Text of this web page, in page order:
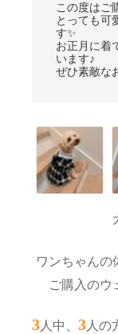
この度はご
とっても可
す✨
お正月に着
います♪
ぜひ素敵な
ワンちゃんの
ご購入のウ
3 人中、 3 人の